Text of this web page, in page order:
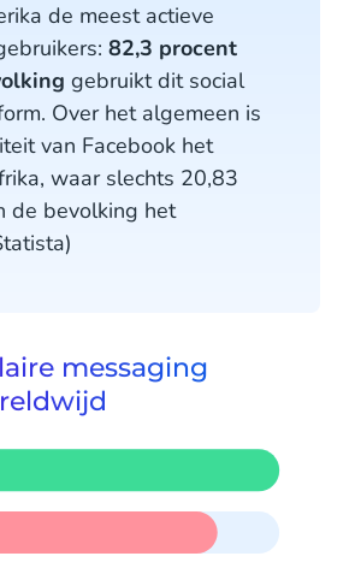
de meest actieve
82,3 procent
gebruikt dit social
Over het algemeen is
van Facebook het
waar slechts 20,83
de bevolking het
messaging